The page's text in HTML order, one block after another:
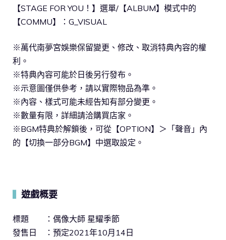
【STAGE FOR YOU！】選單/【ALBUM】模式中的
【COMMU】：G_VISUAL
※萬代南夢宮娛樂保留變更、修改、取消特典內容的權
利。
※特典內容可能於日後另行發布。
※示意圖僅供參考，請以實際物品為準。
※內容、樣式可能未經告知有部分變更。
※數量有限，詳細請洽購買店家。
※BGM特典於解鎖後，可從【OPTION】＞「聲音」內
的【切換一部分BGM】中選取設定。
遊戲概要
標題 ：偶像大師 星耀季節
發售日 ：預定2021年10月14日